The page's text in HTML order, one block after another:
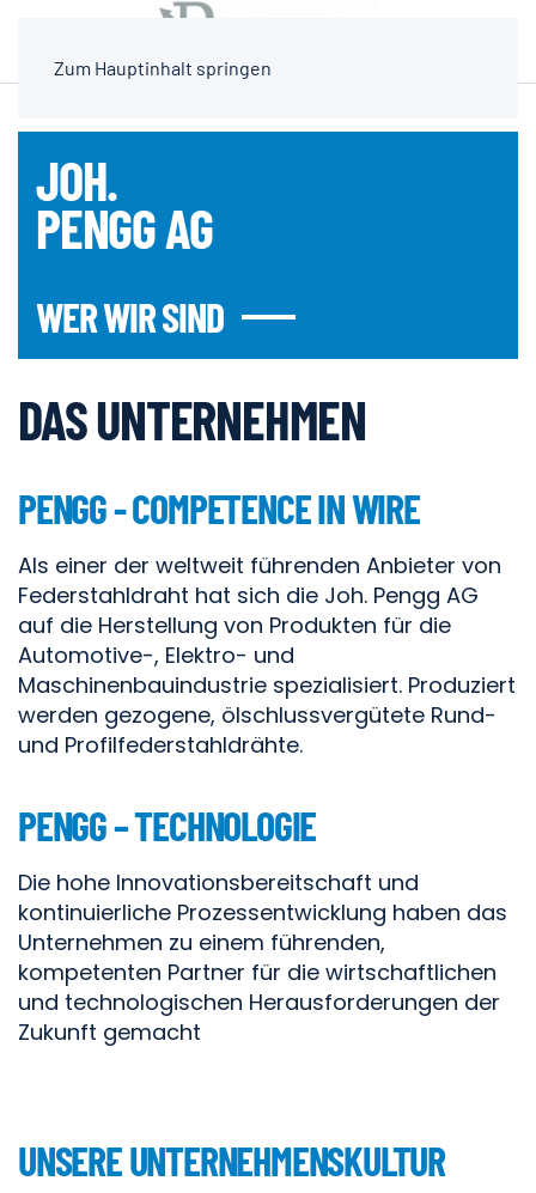
Zum Hauptinhalt springen
JOH.
PENGG AG
WER WIR SIND
DAS UNTERNEHMEN
PENGG - COMPETENCE IN WIRE
Als einer der weltweit führenden Anbieter von
Federstahldraht hat sich die Joh. Pengg AG
auf die Herstellung von Produkten für die
Automotive-, Elektro- und
Maschinenbauindustrie spezialisiert. Produziert
werden gezogene, ölschlussvergütete Rund-
und Profilfederstahldrähte.
PENGG – TECHNOLOGIE
Die hohe Innovationsbereitschaft und
kontinuierliche Prozessentwicklung haben das
Unternehmen zu einem führenden,
kompetenten Partner für die wirtschaftlichen
und technologischen Herausforderungen der
Zukunft gemacht
UNSERE UNTERNEHMENSKULTUR